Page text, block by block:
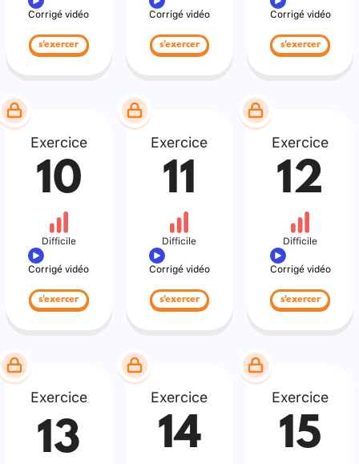
Corrigé vidéo
s'exercer
Corrigé vidéo
s'exercer
Corrigé vidéo
s'exercer
Exercice
10
Difficile
Corrigé vidéo
s'exercer
Exercice
11
Difficile
Corrigé vidéo
s'exercer
Exercice
12
Difficile
Corrigé vidéo
s'exercer
Exercice
13
Exercice
14
Exercice
15